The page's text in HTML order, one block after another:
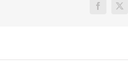
Facebook
X